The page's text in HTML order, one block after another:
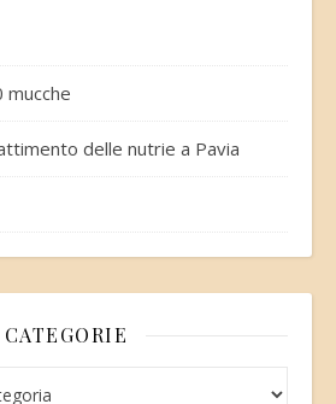
mucche
delle nutrie a Pavia
CATEGORIE